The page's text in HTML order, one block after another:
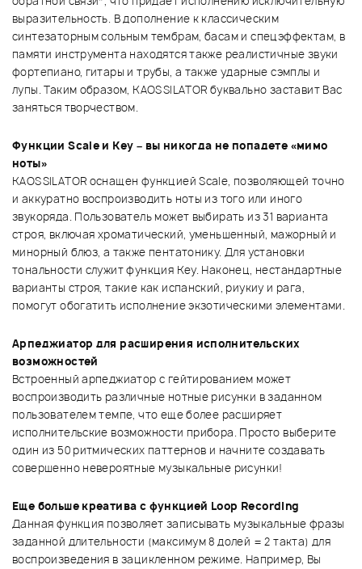
выразительность. В дополнение к классическим
синтезаторным сольным тембрам, басам и спецэффектам, в
памяти инструмента находятся также реалистичные звуки
фортепиано, гитары и трубы, а также ударные сэмплы и
лупы. Таким образом, KAOSSILATOR буквально заставит Вас
заняться творчеством.
Функции Scale и Key – вы никогда не попадете «мимо
ноты»
KAOSSILATOR оснащен функцией Scale, позволяющей точно
и аккуратно воспроизводить ноты из того или иного
звукоряда. Пользователь может выбирать из 31 варианта
строя, включая хроматический, уменьшенный, мажорный и
минорный блюз, а также пентатонику. Для установки
тональности служит функция Key. Наконец, нестандартные
варианты строя, такие как испанский, риукиу и рага,
помогут обогатить исполнение экзотическими элементами.
Арпеджиатор для расширения исполнительских
возможностей
Встроенный арпеджиатор с гейтированием может
воспроизводить различные нотные рисунки в заданном
пользователем темпе, что еще более расширяет
исполнительские возможности прибора. Просто выберите
один из 50 ритмических паттернов и начните создавать
совершенно невероятные музыкальные рисунки!
Еще больше креатива с функцией Loop Recording
Данная функция позволяет записывать музыкальные фразы
заданной длительности (максимум 8 долей = 2 такта) для
воспроизведения в зацикленном режиме. Например, Вы